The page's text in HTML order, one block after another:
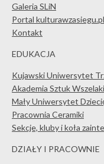
Galeria SLiN
Portal kulturawzasiegu.pl
Kontakt
EDUKACJA
Kujawski Uniwersytet
Akademia Sztuk
Mały Uniwersytet
Pracownia Ceramiki
Sekcje, kluby i koła
DZIAŁY I PRACOWNIE